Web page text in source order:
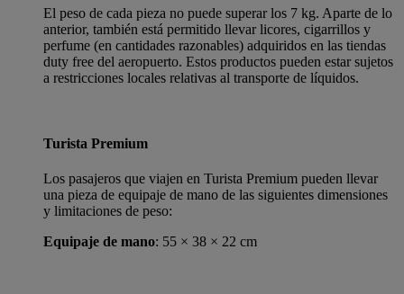
El peso de cada pieza no puede superar los 7 kg. Aparte de lo
anterior, también está permitido llevar licores, cigarrillos y
perfume (en cantidades razonables) adquiridos en las tiendas
duty free del aeropuerto. Estos productos pueden estar sujetos
a restricciones locales relativas al transporte de líquidos.
Turista Premium
Los pasajeros que viajen en Turista Premium pueden llevar
una pieza de equipaje de mano de las siguientes dimensiones
y limitaciones de peso:
Equipaje de mano: 55 × 38 × 22 cm